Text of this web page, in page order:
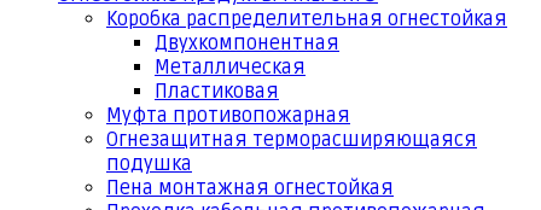
Коробка распределительная огнестойкая
Двухкомпонентная
Металлическая
Пластиковая
Муфта противопожарная
Огнезащитная терморасширяющаяся
подушка
Пена монтажная огнестойкая